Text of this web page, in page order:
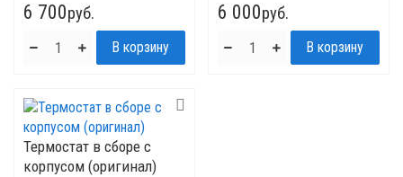
6 700руб. 6 000руб.
Термостат в сборе с
корпусом (оригинал)